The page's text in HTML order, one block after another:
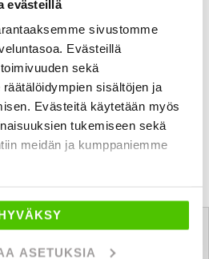
evästeillä
sivustomme
Evästeillä
sekä
sisältöjen ja
Evästeitä käytetään myös
tukemiseen sekä
meidän ja kumppaniemme
ASETUKSIA
myy